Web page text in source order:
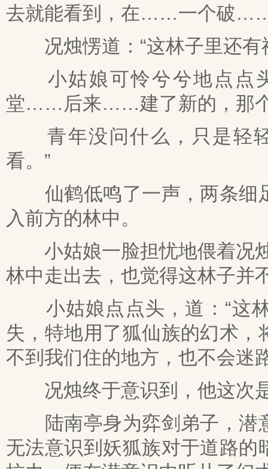
去就能看到，在……一个破……
况烛愣道：“这林子里还有
小姑娘可怜兮兮地点点
堂……后来……建了新的，那
青年没问什么，只是轻轻
看。”
仙鹤低鸣了一声，两条细
入前方的林中。
小姑娘一脸担忧地偎着况烛
林中走出去，也觉得这林子并
小姑娘点点头，道：“这
失，特地用了狐仙族的幻术
不到我们住的地方，也不会
况烛终于意识到，他这次
陆南亭身为弈剑弟子，潜
无法意识到妖狐族对于道路